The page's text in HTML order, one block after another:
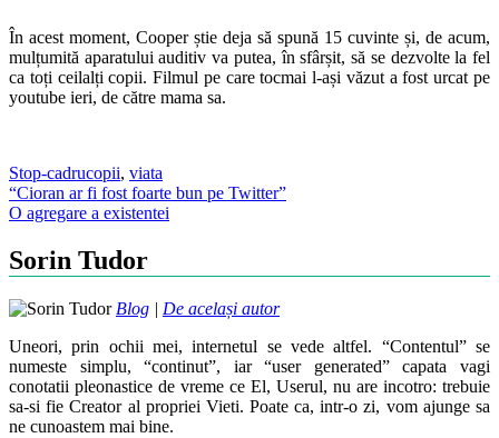
În acest moment, Cooper știe deja să spună 15 cuvinte și, de acum,
mulțumită aparatului auditiv va putea, în sfârșit, să se dezvolte la fel
ca toți ceilalți copii. Filmul pe care tocmai l-ași văzut a fost urcat pe
youtube ieri, de către mama sa.
Stop-cadrucopii, viata
Post
navigation
“Cioran ar fi fost foarte bun pe Twitter”
O agregare a existentei
Sorin Tudor
Blog | De același autor
Uneori, prin ochii mei, internetul se vede altfel. “Contentul” se
numeste simplu, “continut”, iar “user generated” capata vagi
conotatii pleonastice de vreme ce El, Userul, nu are incotro: trebuie
sa-si fie Creator al propriei Vieti. Poate ca, intr-o zi, vom ajunge sa
ne cunoastem mai bine.